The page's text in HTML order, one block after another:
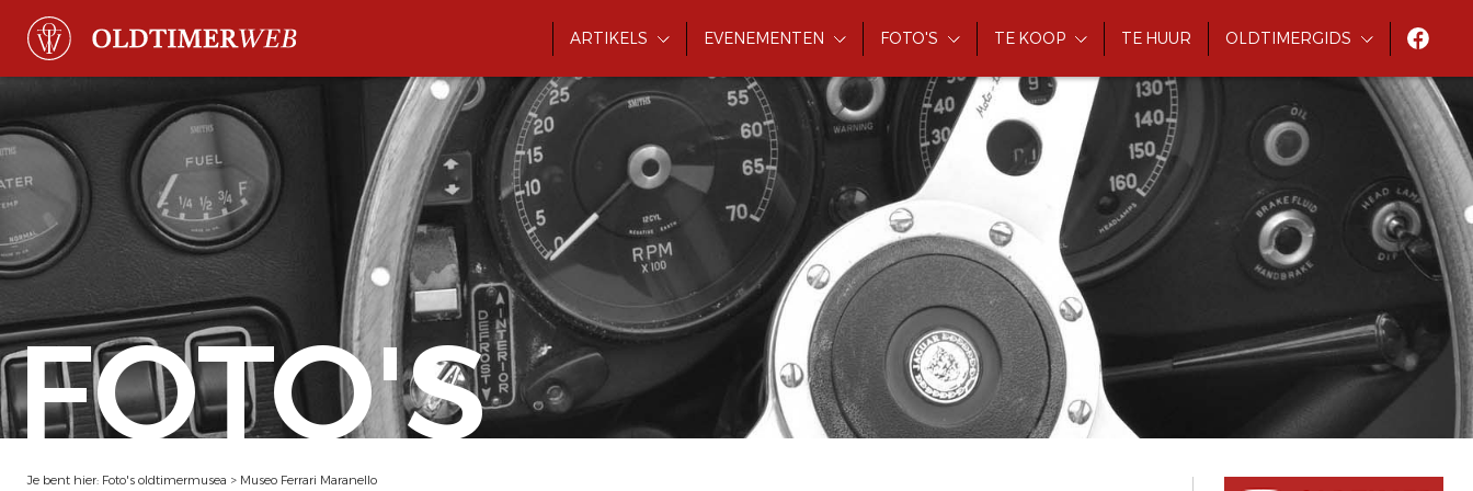
ARTIKELS EVENEMENTEN FOTO'S TE KOOP TE HUUR OLDTIMERGIDS
FOTO'S
Je bent hier: Foto's oldtimermusea > Museo Ferrari Maranello